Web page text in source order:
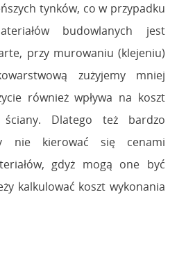
tynków, co w przypadku
budowlanych jest
przy murowaniu (klejeniu)
zużyjemy mniej
również wpływa na koszt
Dlatego też bardzo
nie kierować się cenami
gdyż mogą one być
kalkulować koszt wykonania